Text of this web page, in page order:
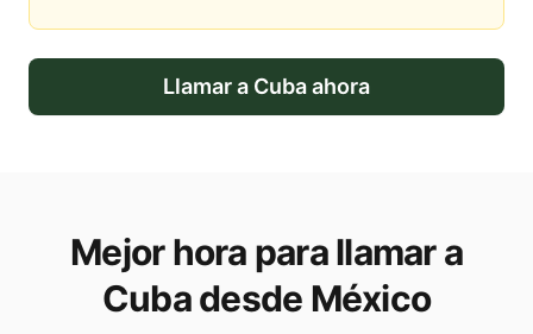
Llamar a Cubaahora
Mejor hora para llamar a
Cuba desde México